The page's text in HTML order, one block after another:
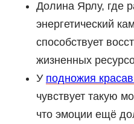
Долина Ярлу, где
энергетический
способствует
жизненных
У подножия
чувствует такую
что эмоции ещё